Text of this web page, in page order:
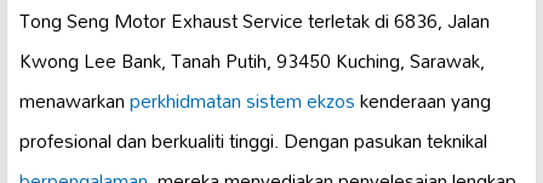
Tong Seng Motor Exhaust Service terletak di 6836, Jalan
Kwong Lee Bank, Tanah Putih, 93450 Kuching, Sarawak,
menawarkanperkhidmatan sistem ekzoskenderaan yang
profesional dan berkualiti tinggi. Dengan pasukan teknikal